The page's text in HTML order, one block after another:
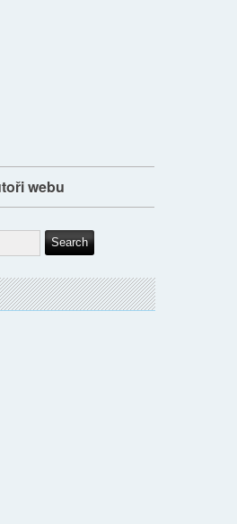
webu